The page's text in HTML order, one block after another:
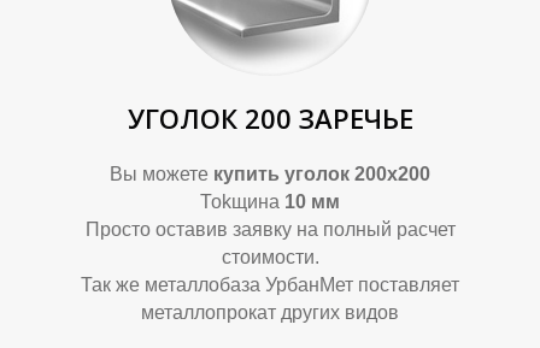
Б
УГОЛОК 200 ЗАРЕЧЬЕ
Вы можете купить уголок 200х200
Тоkщина 10 мм
Просто оставив заявку на полный расчет
стоимости.
Так же металлобаза УрбанМет поставляет
металлопрокат других видов
Б